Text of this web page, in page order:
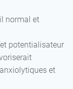
normal et
potentialisateur
et